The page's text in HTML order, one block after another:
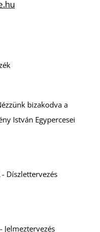
bizakodva a
István Egypercesei
- Díszlettervezés
Jelmeztervezés